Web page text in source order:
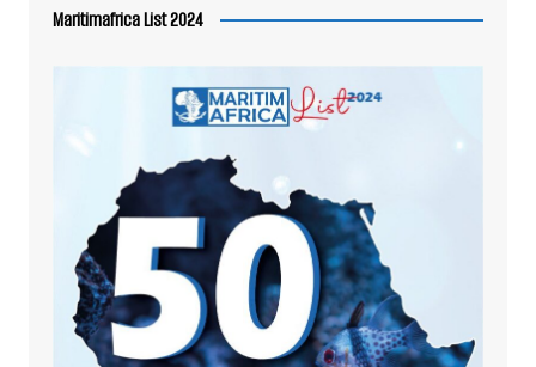
Maritimafrica List 2024